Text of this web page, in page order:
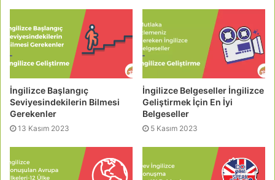
İngilizce Başlangıç
Seviyesindekilerin Bilmesi
Gerekenler
13 Kasım 2023
İngilizce Belgeseller İngilizce
Geliştirmek İçin En İyi
Belgeseller
5 Kasım 2023